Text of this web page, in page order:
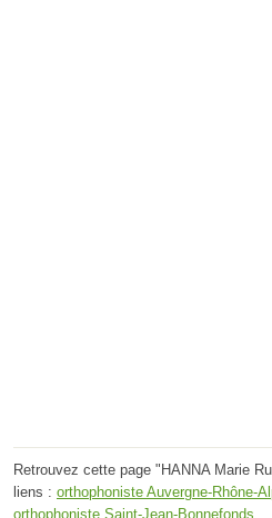
Retrouvez cette page "HANNA Marie
liens : orthophoniste Auvergne-Rhône-
orthophoniste Saint-Jean-Bonnefonds